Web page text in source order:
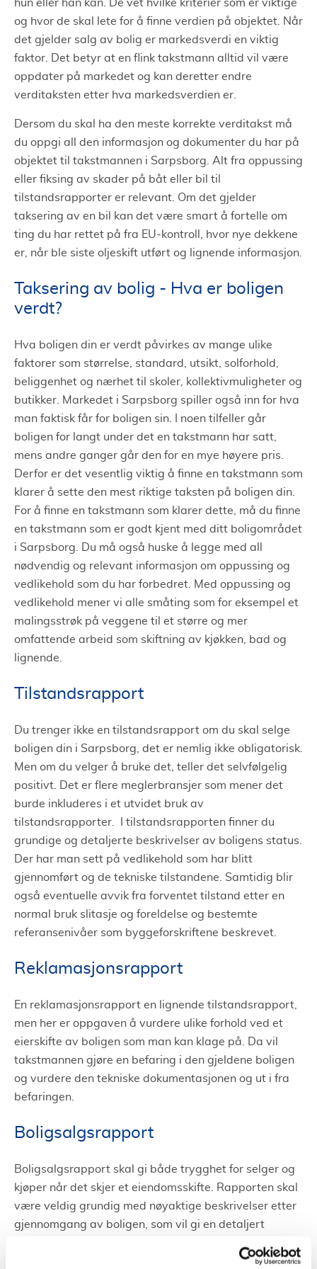
hun eller han kan. De vet hvilke kriterier som er viktige
og hvor de skal lete for å finne verdien på objektet. Når
det gjelder salg av bolig er markedsverdi en viktig
faktor. Det betyr at en flink takstmann alltid vil være
oppdater på markedet og kan deretter endre
verditaksten etter hva markedsverdien er.
Dersom du skal ha den meste korrekte verditakst må
du oppgi all den informasjon og dokumenter du har på
objektet til takstmannen i Sarpsborg. Alt fra oppussing
eller fiksing av skader på båt eller bil til
tilstandsrapporter er relevant. Om det gjelder
taksering av en bil kan det være smart å fortelle om
ting du har rettet på fra EU-kontroll, hvor nye dekkene
er, når ble siste oljeskift utført og lignende informasjon.
Taksering av bolig - Hva er boligen
verdt?
Hva boligen din er verdt påvirkes av mange ulike
faktorer som størrelse, standard, utsikt, solforhold,
beliggenhet og nærhet til skoler, kollektivmuligheter og
butikker. Markedet i Sarpsborg spiller også inn for hva
man faktisk får for boligen sin. I noen tilfeller går
boligen for langt under det en takstmann har satt,
mens andre ganger går den for en mye høyere pris.
Derfor er det vesentlig viktig å finne en takstmann som
klarer å sette den mest riktige taksten på boligen din.
For å finne en takstmann som klarer dette, må du finne
en takstmann som er godt kjent med ditt boligområdet
i Sarpsborg. Du må også huske å legge med all
nødvendig og relevant informasjon om oppussing og
vedlikehold som du har forbedret. Med oppussing og
vedlikehold mener vi alle småting som for eksempel et
malingsstrøk på veggene til et større og mer
omfattende arbeid som skiftning av kjøkken, bad og
lignende.
Tilstandsrapport
Du trenger ikke en tilstandsrapport om du skal selge
boligen din i Sarpsborg, det er nemlig ikke obligatorisk.
Men om du velger å bruke det, teller det selvfølgelig
positivt. Det er flere meglerbransjer som mener det
burde inkluderes i et utvidet bruk av
tilstandsrapporter. I tilstandsrapporten finner du
grundige og detaljerte beskrivelser av boligens status.
Der har man sett på vedlikehold som har blitt
gjennomført og de tekniske tilstandene. Samtidig blir
også eventuelle avvik fra forventet tilstand etter en
normal bruk slitasje og foreldelse og bestemte
referansenivåer som byggeforskriftene beskrevet.
Reklamasjonsrapport
En reklamasjonsrapport en lignende tilstandsrapport,
men her er oppgaven å vurdere ulike forhold ved et
eierskifte av boligen som man kan klage på. Da vil
takstmannen gjøre en befaring i den gjeldene boligen
og vurdere den tekniske dokumentasjonen og ut i fra
befaringen.
Boligsalgsrapport
Boligsalgsrapport skal gi både trygghet for selger og
kjøper når det skjer et eiendomsskifte. Rapporten skal
være veldig grundig med nøyaktige beskrivelser etter
gjennomgang av boligen, som vil gi en detaljert
man gjør dette er å slippe konflikter og misforståelser